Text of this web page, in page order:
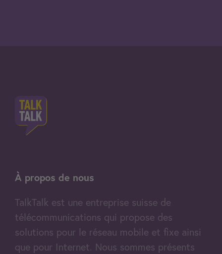
À propos de nous
TalkTalk est une entreprise suisse de
télécommunications qui propose des
solutions pour le réseau mobile et fixe ainsi
que pour Internet. Nous sommes présents